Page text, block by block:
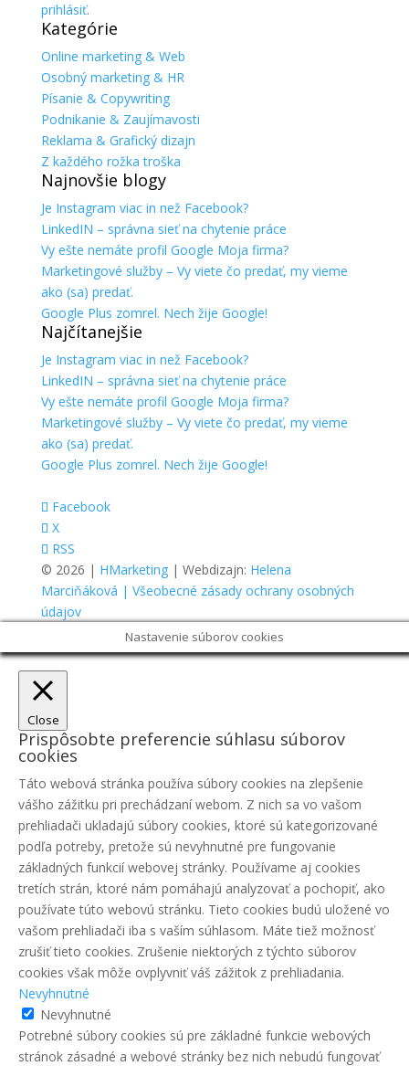
prihlásiť.
Kategórie
Online marketing & Web
Osobný marketing & HR
Písanie & Copywriting
Podnikanie & Zaujímavosti
Reklama & Grafický dizajn
Z každého rožka troška
Najnovšie blogy
Je Instagram viac in než Facebook?
LinkedIN – správna sieť na chytenie práce
Vy ešte nemáte profil Google Moja firma?
Marketingové služby – Vy viete čo predať, my vieme
ako (sa) predať.
Google Plus zomrel. Nech žije Google!
Najčítanejšie
Je Instagram viac in než Facebook?
LinkedIN – správna sieť na chytenie práce
Vy ešte nemáte profil Google Moja firma?
Marketingové služby – Vy viete čo predať, my vieme
ako (sa) predať.
Google Plus zomrel. Nech žije Google!
Facebook
X
RSS
© 2026 | HMarketing| Webdizajn: Helena
Marciňáková | Všeobecné zásady ochrany osobných
údajov
Nastavenie súborov cookies
Close
Prispôsobte preferencie súhlasu súborov
cookies
Táto webová stránka používa súbory cookies na zlepšenie
vášho zážitku pri prechádzaní webom. Z nich sa vo vašom
prehliadači ukladajú súbory cookies, ktoré sú kategorizované
podľa potreby, pretože sú nevyhnutné pre fungovanie
základných funkcií webovej stránky. Používame aj cookies
tretích strán, ktoré nám pomáhajú analyzovať a pochopiť, ako
používate túto webovú stránku. Tieto cookies budú uložené vo
vašom prehliadači iba s vaším súhlasom. Máte tiež možnosť
zrušiť tieto cookies. Zrušenie niektorých z týchto súborov
cookies však môže ovplyvniť váš zážitok z prehliadania.
Nevyhnutné
Nevyhnutné
Potrebné súbory cookies sú pre základné funkcie webových
stránok zásadné a webové stránky bez nich nebudú fungovať